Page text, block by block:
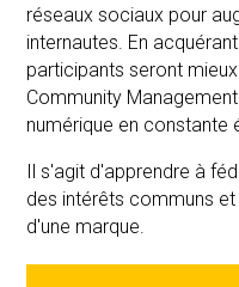
réseaux sociaux pour
internautes. En
participants seront
Community
numérique en constante
Il s'agit d'apprendre à
des intérêts communs
d'une marque.